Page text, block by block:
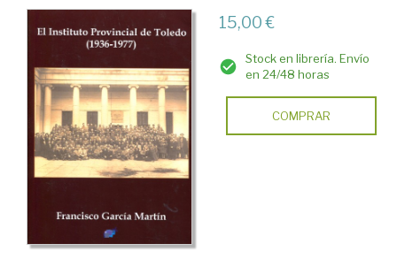
15,00 €
Stock en librería. Envío
en 24/48 horas
COMPRAR